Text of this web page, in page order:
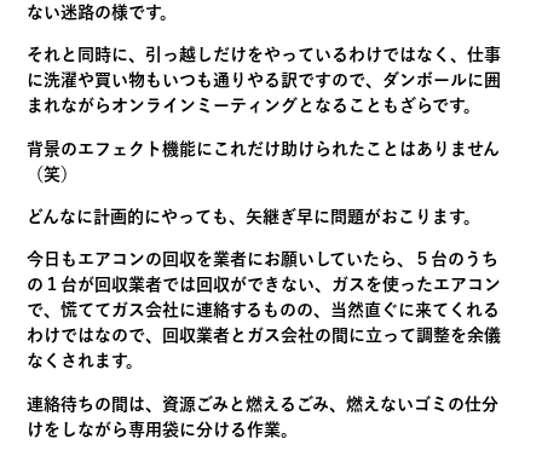
ない迷路の様です。
それと同時に、引っ越しだけをやっているわけではなく、仕事
に洗濯や買い物もいつも通りやる訳ですので、 ダンボールに囲
まれながらオンラインミーティングとなることもざ らです。
背景のエフェクト機能にこれだけ助けられたことはありません
（笑）
どんなに計画的にやっても、矢継ぎ早に問題がおこります。
今日もエアコンの回収を業者にお願いしていたら、
５台のうち
の１台が回収業者では回収ができない、 ガスを使ったエアコン
で、慌ててガス会社に連絡するものの、 当然直ぐに来てくれる
わけではなので、
回収業者とガス会社の間に立って調整を余儀
なくされます。
連絡待ちの間は、資源ごみと燃えるごみ、燃えないゴミの仕分
けをしながら専用袋に分ける作業。